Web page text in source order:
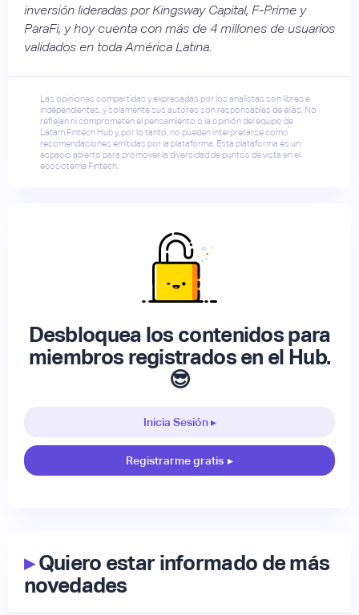
inversión lideradas por Kingsway Capital, F-Prime y
ParaFi, y hoy cuenta con más de 4 millones de usuarios
validados en toda América Latina.
Las opiniones compartidas y expresadas por los analistas son libres e
independientes, y solamente sus autores son responsables de ellas. No
reflejan ni comprometen el pensamiento o la opinión del equipo de
Latam Fintech Hub y, por lo tanto, no pueden interpretarse como
recomendaciones emitidas por la plataforma. Esta plataforma es un
espacio abierto para promover la diversidad de puntos de vista en el
ecosistema Fintech.
Desbloquea los contenidos para
miembros registrados en el Hub.
😎
Inicia Sesión ▸
Registrarme gratis ▸
▸Quiero estar informado de más
novedades